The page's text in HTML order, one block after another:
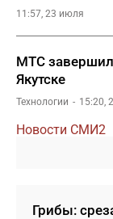
11:57, 23 июля
МТС
Якутске
Технологии 15:20,
Новости СМИ2
Грибы: